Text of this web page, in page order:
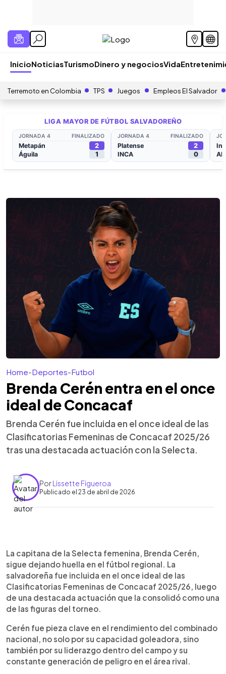
InicioNoticiasTurismoDinero y negociosVida
Terremoto en Colombia TPS Juegos Empleos El Salvador
Home-Deportes-Futbol
Brenda Cerén entra en el once
ideal de Concacaf
Brenda Cerén fue incluida en el once ideal de las
Clasificatorias Femeninas de Concacaf 2025/26
tras una destacada actuación con la Selecta.
PorLissette Figueroa
Publicado el 23 de abril de 2026
► Escuchar artículo
Brenda Cerén fue incluida en el once ideal de las
Clasificatorias Femeninas de Concacaf 2025/26
tras su destacado rendimiento con la selección
salvadoreña. La capitana anotó cinco goles en la
fase de grupos, incluyendo un triplete ante
Barbados y un doblete frente a Trinidad y Tobago.
Además, aportó cuatro asistencias y generó
múltiples ocasiones de peligro. Su liderazgo fue
clave para que El Salvador lograra un hecho
histórico: clasificar por primera vez a la fase final
rumbo a un Mundial femenino. Ahora, la Selecta
enfrentará nuevos retos ante selecciones de alto
La capitana de la Selecta femenina, Brenda Cerén,
sigue dejando huella en el fútbol regional. La
salvadoreña fue incluida en el once ideal de las
Clasificatorias Femeninas de Concacaf 2025/26, luego
de una destacada actuación que la consolidó como una
de las figuras del torneo.
Cerén fue pieza clave en el rendimiento del combinado
nacional, no solo por su capacidad goleadora, sino
también por su liderazgo dentro del campo y su
constante generación de peligro en el área rival.